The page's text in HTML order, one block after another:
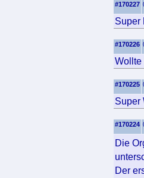
#170227
Super
#170226
Wollte
#170225
Super
#170224
Die
Der